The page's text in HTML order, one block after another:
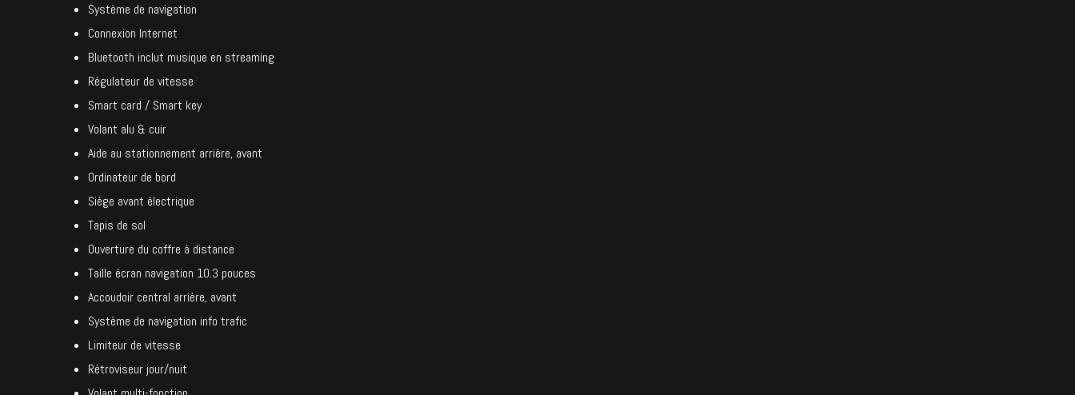
Système de navigation
Connexion Internet
Bluetooth inclut musique en streaming
Régulateur de vitesse
Smart card / Smart key
Volant alu & cuir
Aide au stationnement arrière, avant
Ordinateur de bord
Siège avant électrique
Tapis de sol
Ouverture du coffre à distance
Taille écran navigation 10.3 pouces
Accoudoir central arrière, avant
Système de navigation info trafic
Limiteur de vitesse
Rétroviseur jour/nuit